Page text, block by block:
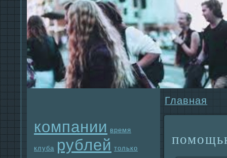
компании время
клуба рублей только
Главнaя